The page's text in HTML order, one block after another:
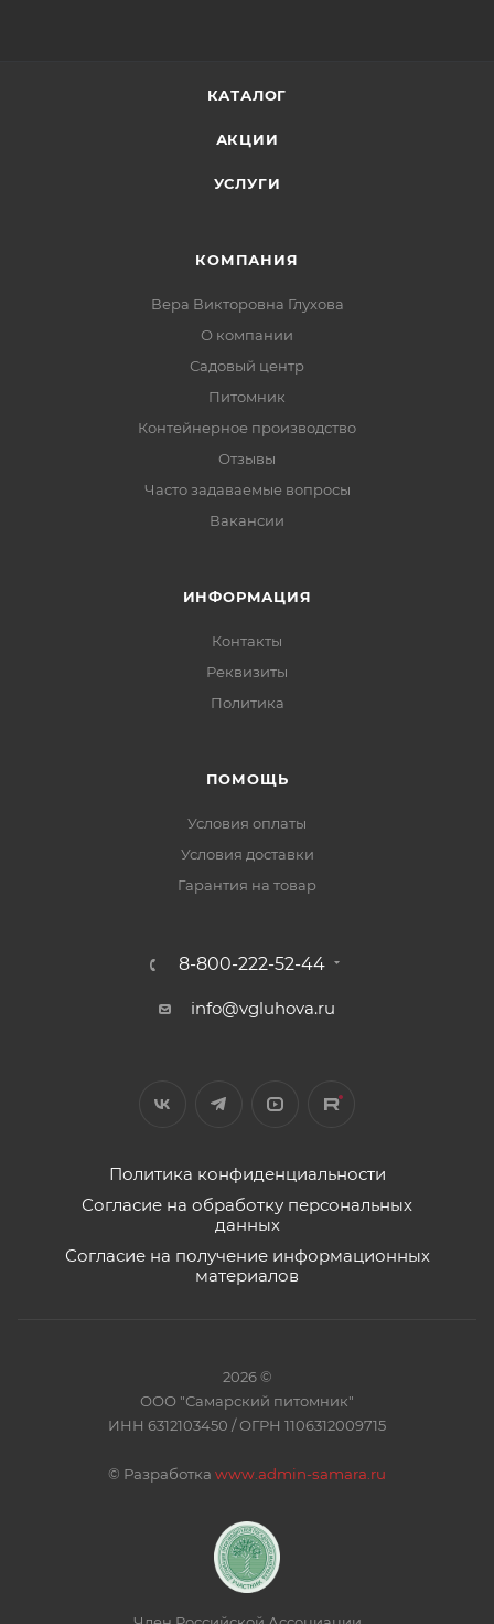
КАТАЛОГ
АКЦИИ
УСЛУГИ
КОМПАНИЯ
Вера Викторовна Глухова
О компании
Садовый центр
Питомник
Контейнерное производство
Отзывы
Часто задаваемые вопросы
Вакансии
ИНФОРМАЦИЯ
Контакты
Реквизиты
Политика
ПОМОЩЬ
Условия оплаты
Условия доставки
Гарантия на товар
8-800-222-52-44
info@vgluhova.ru
Политика конфиденциальности
Согласие на обработку персональных
данных
Согласие на получение информационных
материалов
2026 ©
ООО "Самарский питомник"
ИНН 6312103450 / ОГРН 1106312009715
© Разработка www.admin-samara.ru